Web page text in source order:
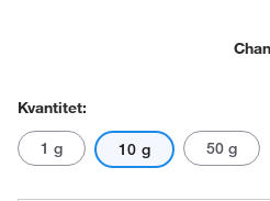
Kvantitet:
1 g 10 g 50 g